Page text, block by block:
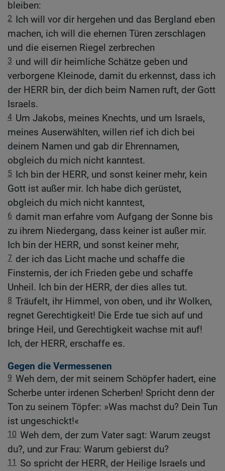
bleiben:
2 Ich will vor dir hergehen und das Bergland eben
machen, ich will die ehernen Türen zerschlagen
und die eisernen Riegel zerbrechen
3 und will dir heimliche Schätze geben und
verborgene Kleinode, damit du erkennst, dass ich
der HERR bin, der dich beim Namen ruft, der Gott
Israels.
4 Um Jakobs, meines Knechts, und um Israels,
meines Auserwählten, willen rief ich dich bei
deinem Namen und gab dir Ehrennamen,
obgleich du mich nicht kanntest.
5 Ich bin der HERR, und sonst keiner mehr, kein
Gott ist außer mir. Ich habe dich gerüstet,
obgleich du mich nicht kanntest,
6 damit man erfahre vom Aufgang der Sonne bis
zu ihrem Niedergang, dass keiner ist außer mir.
Ich bin der HERR, und sonst keiner mehr,
7 der ich das Licht mache und schaffe die
Finsternis, der ich Frieden gebe und schaffe
Unheil. Ich bin der HERR, der dies alles tut.
8 Träufelt, ihr Himmel, von oben, und ihr Wolken,
regnet Gerechtigkeit! Die Erde tue sich auf und
bringe Heil, und Gerechtigkeit wachse mit auf!
Ich, der HERR, erschaffe es.
Gegen die Vermessenen
9 Weh dem, der mit seinem Schöpfer hadert, eine
Scherbe unter irdenen Scherben! Spricht denn der
Ton zu seinem Töpfer: »Was machst du? Dein Tun
ist ungeschickt!«
10 Weh dem, der zum Vater sagt: Warum zeugst
du?, und zur Frau: Warum gebierst du?
11
So spricht der HERR, der Heilige Israels und